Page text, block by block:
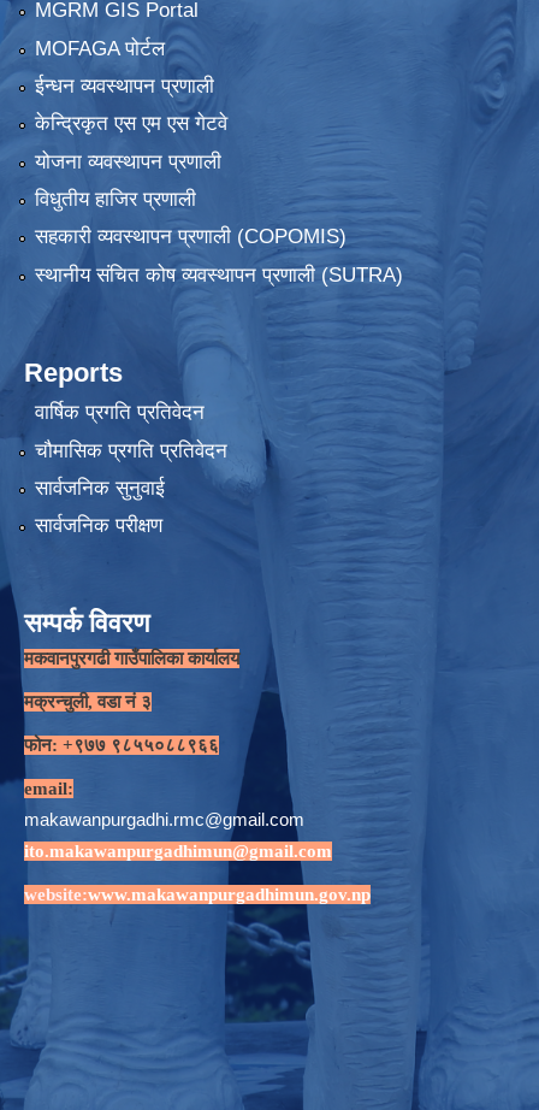
MGRM GIS Portal
MOFAGA पोर्टल
ईन्धन व्यवस्थापन प्रणाली
केन्द्रिकृत एस एम एस गेटवे
योजना व्यवस्थापन प्रणाली
विधुतीय हाजिर प्रणाली
सहकारी व्यवस्थापन प्रणाली (COPOMIS)
स्थानीय संचित कोष व्यवस्थापन प्रणाली (SUTRA)
Reports
वार्षिक प्रगति प्रतिवेदन
चौमासिक प्रगति प्रतिवेदन
सार्वजनिक सुनुवाई
सार्वजनिक परीक्षण
सम्पर्क विवरण
मकवानपुरगढी गाउँपालिका कार्यालय
मक्रन्चुली, वडा नं ३
फोन: +९७७ ९८५५०८८९६६
email:
makawanpurgadhi.rmc@gmail.com
ito.makawanpurgadhimun@gmail.com
website:www.makawanpurgadhimun.gov.np